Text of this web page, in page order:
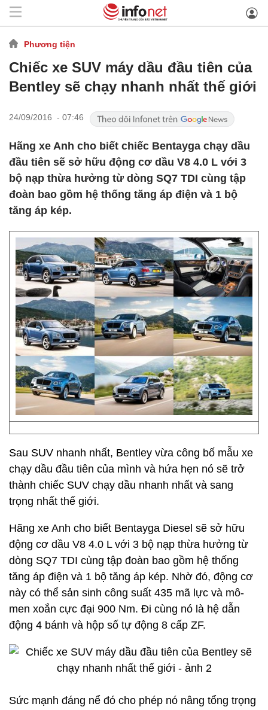
Phương tiện
Chiếc xe SUV máy dầu đầu tiên của
Bentley sẽ chạy nhanh nhất thế giới
24/09/2016 - 07:46
Hãng xe Anh cho biết chiếc Bentayga chạy dầu
đầu tiên sẽ sở hữu động cơ dầu V8 4.0 L với 3
bộ nạp thừa hưởng từ dòng SQ7 TDI cùng tập
đoàn bao gồm hệ thống tăng áp điện và 1 bộ
tăng áp kép.
​Sau SUV nhanh nhất, Bentley vừa công bố mẫu xe
chạy dầu đầu tiên của mình và hứa hẹn nó sẽ trở
thành chiếc SUV chạy dầu nhanh nhất và sang
trọng nhất thế giới.
Hãng xe Anh cho biết Bentayga Diesel sẽ sở hữu
động cơ dầu V8 4.0 L với 3 bộ nạp thừa hưởng từ
dòng SQ7 TDI cùng tập đoàn bao gồm hệ thống
tăng áp điện và 1 bộ tăng áp kép. Nhờ đó, động cơ
này có thể sản sinh công suất 435 mã lực và mô-
men xoắn cực đại 900 Nm. Đi cùng nó là hệ dẫn
động 4 bánh và hộp số tự động 8 cấp ZF.
Sức mạnh đáng nể đó cho phép nó nâng tổng trọng